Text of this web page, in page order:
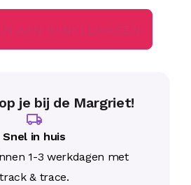
je bij de Margriet!
Snel in huis
1-3 werkdagen met
track & trace.